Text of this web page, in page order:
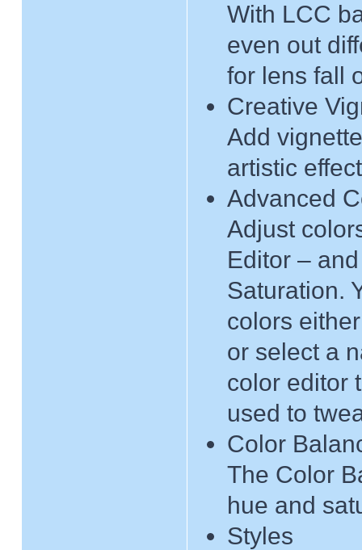
With LCC
even out
for lens fall
Creative
Add
artistic
Advanced
Adjust
Editor –
Saturation.
colors
or select a
color editor
used to
Color
The Color
hue and
Styles